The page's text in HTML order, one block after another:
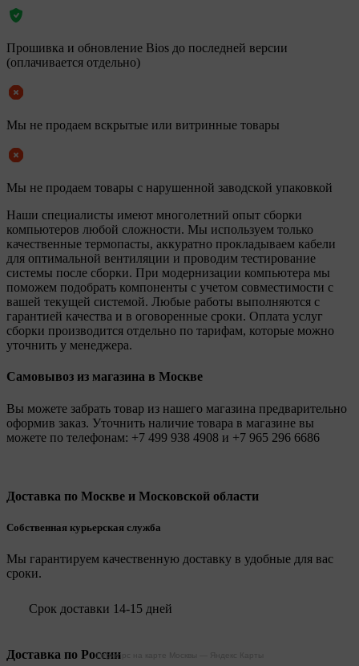
Прошивка и обновление Bios до последней версии
(оплачивается отдельно)
Мы не продаем вскрытые или витринные товары
Мы не продаем товары с нарушенной заводской упаковкой
Наши специалисты имеют многолетний опыт сборки
компьютеров любой сложности. Мы используем только
качественные термопасты, аккуратно прокладываем кабели
для оптимальной вентиляции и проводим тестирование
системы после сборки. При модернизации компьютера мы
поможем подобрать компоненты с учетом совместимости с
вашей текущей системой. Любые работы выполняются с
гарантией качества и в оговоренные сроки. Оплата услуг
сборки производится отдельно по тарифам, которые можно
уточнить у менеджера.
Самовывоз из магазина в Москве
Вы можете забрать товар из нашего магазина предварительно
оформив заказ. Уточнить наличие товара в магазине вы
можете по телефонам: +7 499 938 4908 и +7 965 296 6686
Доставка по Москве и Московской области
Собственная курьерская служба
Мы гарантируем качественную доставку в удобные для вас
сроки.
Срок доставки 14-15 дней
Доставка по РоссииLegionpc на карте Москвы — Яндекс Карты